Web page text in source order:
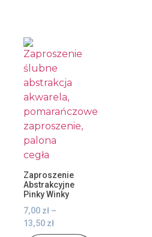
Zaproszenie
Abstrakcyjne
Pinky Winky
7,00 zł –
13,50 zł